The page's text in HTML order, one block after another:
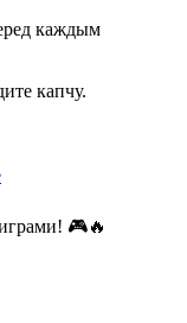
каждым
капчу.
🎮🔥